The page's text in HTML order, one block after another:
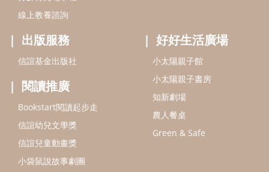
小袋鼠說故事劇團
service@hsin-yi.org.tw
信誼好好育兒
小太陽親子書房
(02)2396-5305轉2345 (週一～週五 9:00～18:00)
認識信誼 合作洽談 智慧財產權聲明
本網站建議使用IE9(含以上)或 Google Chrome 版本瀏覽器
信誼基金會/上誼文化實業股份有限公司 版權所有 ©